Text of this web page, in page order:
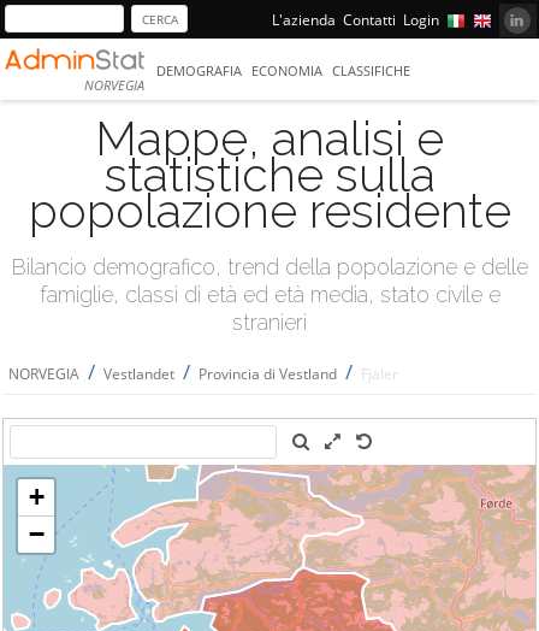
L'azienda Contatti Login
NORVEGIA
DEMOGRAFIA ECONOMIA CLASSIFICHE
Mappe, analisi e
statistiche sulla
popolazione residente
Bilancio demografico, trend della popolazione e delle
famiglie, classi di età ed età media, stato civile e
stranieri
NORVEGIA / Vestlandet / Provincia di Vestland / Fjaler